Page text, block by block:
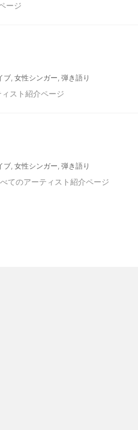
ージ
ブ, 女性シンガー, 弾き語り
スト紹介ページ
ブ, 女性シンガー, 弾き語り
てのアーティスト紹介ページ